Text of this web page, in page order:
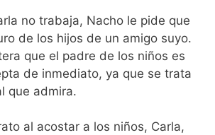
no trabaja, Nacho le pide que
de los hijos de un amigo suyo.
que el padre de los niños es
de inmediato, ya que se trata
que admira.
al acostar a los niños, Carla,